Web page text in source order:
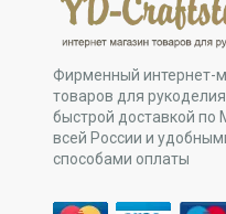
Фирменный интернет-
товаров для
быстрой доставкой по
всей России и
способами оплаты